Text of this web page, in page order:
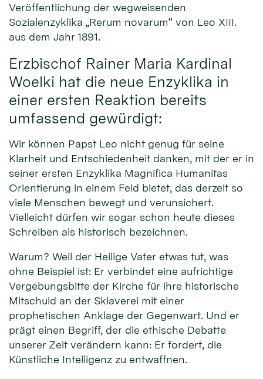
Veröffentlichung der wegweisenden
Sozialenzyklika „Rerum novarum“ von Leo XIII.
aus dem Jahr 1891.
Erzbischof Rainer Maria Kardinal
Woelki hat die neue Enzyklika in
einer ersten Reaktion bereits
umfassend gewürdigt:
Wir können Papst Leo nicht genug für seine
Klarheit und Entschiedenheit danken, mit der er in
seiner ersten Enzyklika Magnifica Humanitas
Orientierung in einem Feld bietet, das derzeit so
viele Menschen bewegt und verunsichert.
Vielleicht dürfen wir sogar schon heute dieses
Schreiben als historisch bezeichnen.
Warum? Weil der Heilige Vater etwas tut, was
ohne Beispiel ist: Er verbindet eine aufrichtige
Vergebungsbitte der Kirche für ihre historische
Mitschuld an der Sklaverei mit einer
prophetischen Anklage der Gegenwart. Und er
prägt einen Begriff, der die ethische Debatte
unserer Zeit verändern kann: Er fordert, die
Künstliche Intelligenz zu entwaffnen.